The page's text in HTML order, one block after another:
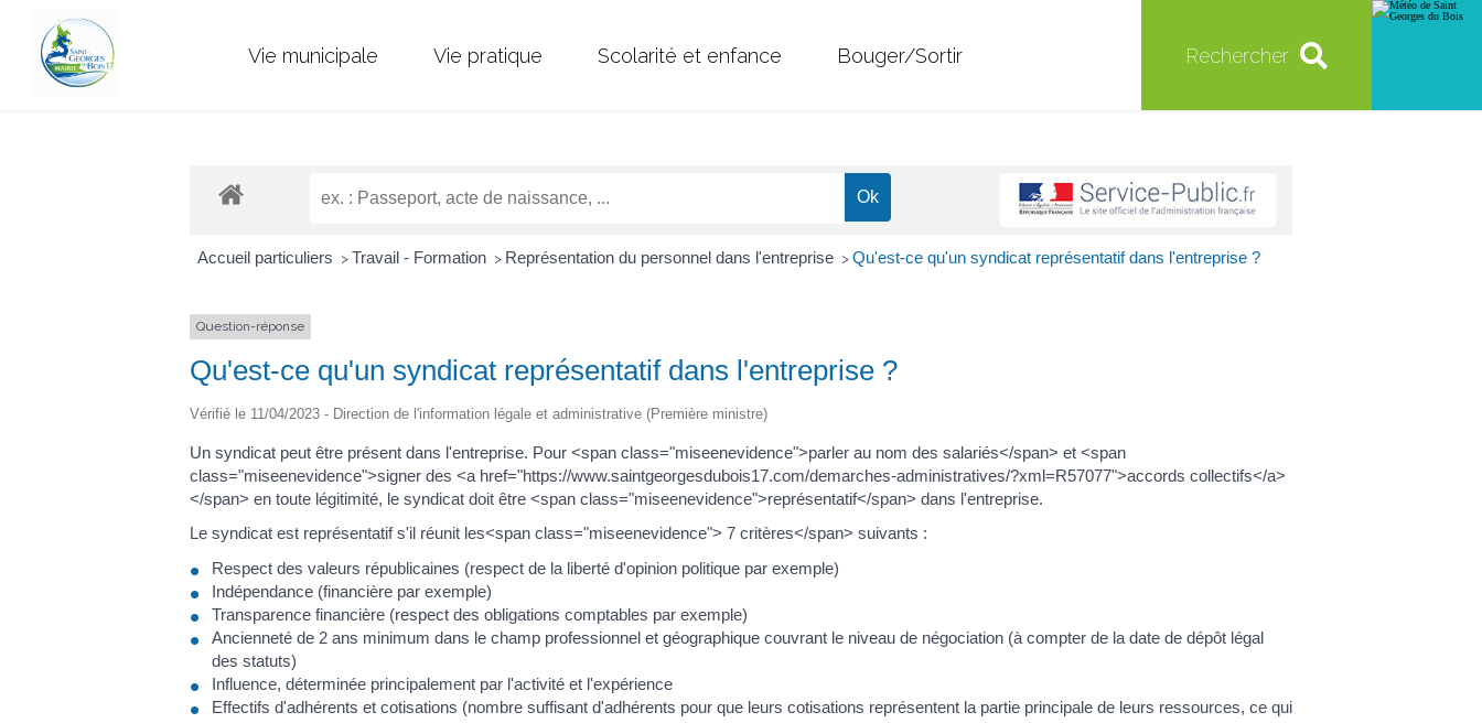
Vie municipale Vie pratique Scolarité et enfance Bouger/Sortir Rechercher
Accueil particuliers > Travail - Formation > Représentation du personnel dans l'entreprise > Qu'est-ce qu'un syndicat représentatif dans l'entreprise ?
Question-réponse
Qu'est-ce qu'un syndicat représentatif dans l'entreprise ?
Vérifié le 11/04/2023 - Direction de l'information légale et administrative (Première ministre)
Un syndicat peut être présent dans l'entreprise. Pour <span class="miseenevidence">parler au nom des salariés</span> et <span
class="miseenevidence">signer des <a href="https://www.saintgeorgesdubois17.com/demarches-administratives/?xml=R57077">accords collectifs</a>
</span> en toute légitimité, le syndicat doit être <span class="miseenevidence">représentatif</span> dans l'entreprise.
Le syndicat est représentatif s'il réunit les<span class="miseenevidence"> 7 critères</span> suivants :
Respect des valeurs républicaines (respect de la liberté d'opinion politique par exemple)
Indépendance (financière par exemple)
Transparence financière (respect des obligations comptables par exemple)
Ancienneté de 2 ans minimum dans le champ professionnel et géographique couvrant le niveau de négociation (à compter de la date de dépôt légal
des statuts)
Influence, déterminée principalement par l'activité et l'expérience
Effectifs d'adhérents et cotisations (nombre suffisant d'adhérents pour que leurs cotisations représentent la partie principale de leurs ressources, ce qui